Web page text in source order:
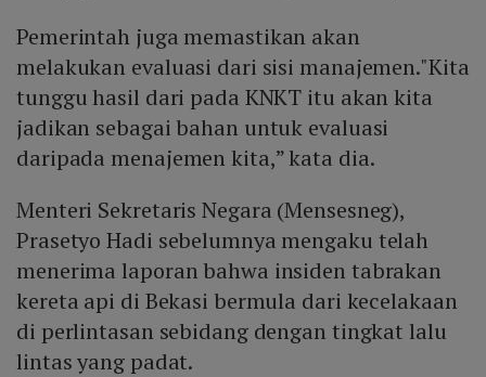
Pemerintah juga memastikan akan
melakukan evaluasi dari sisi manajemen."Kita
tunggu hasil dari pada KNKT itu akan kita
jadikan sebagai bahan untuk evaluasi
daripada menajemen kita,” kata dia.
Menteri Sekretaris Negara (Mensesneg),
Prasetyo Hadi sebelumnya mengaku telah
menerima laporan bahwa insiden tabrakan
kereta api di Bekasi bermula dari kecelakaan
di perlintasan sebidang dengan tingkat lalu
lintas yang padat.